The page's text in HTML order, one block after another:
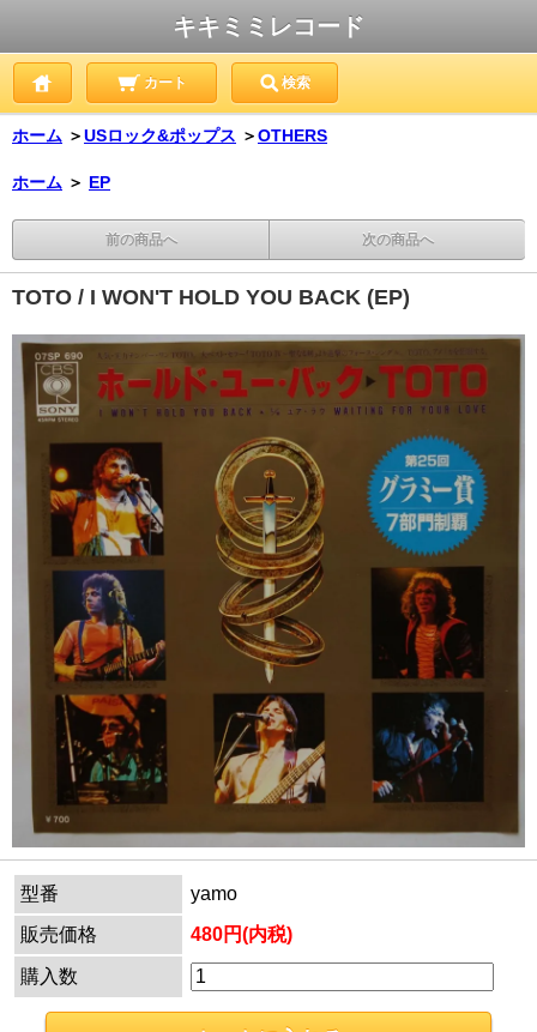
キキミミレコード
カート 検索
ホーム ＞USロック&ポップス ＞OTHERS
ホーム ＞ EP
前の商品へ 次の商品へ
TOTO / I WON'T HOLD YOU BACK (EP)
型番
yamo
販売価格
480円(内税)
購入数